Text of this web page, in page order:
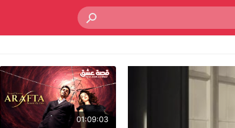
01:09:03